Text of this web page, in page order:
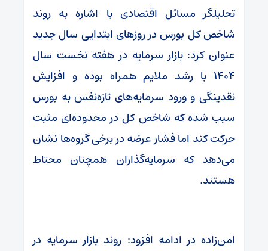
تحلیلگر مسائل اقتصادی با اشاره به روند
شاخص کل بورس در روزهای ابتدایی سال جدید
عنوان کرد: بازار سرمایه در هفته نخست سال
۱۴۰۴ با رشد ملایم همراه بوده و افزایش
نقدینگی و ورود سرمایه‌های تازه‌نفس به بورس
سبب شده که شاخص کل در محدوده‌ای مثبت
حرکت کند اما فشار عرضه در برخی گروه‌ها نشان
می‌دهد که سرمایه‌گذاران همچنان محتاط
هستند.
امن‌زاده در ادامه افزود: روند بازار سرمایه در